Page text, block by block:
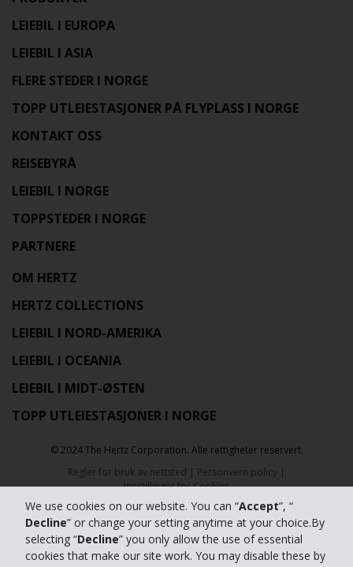
We use cookies on our website. You can “Accept”, “
Decline” or change your setting anytime at your choice.By
selecting “Decline” you only allow the use of essential
cookies that make our site work. You may disable these by
LEIEBIL I EUROPA
LEIEBIL I ASIA
FLERE STEDER I NORGE
TOPP UTLEIESTASJONER PÅ FLYPLASS I NORGE
KONTAKT OSS
REISEBYRÅ
LEIEBIL I NORGE
TOPPSTEDER I NORGE
PARTNERE
OM HERTZ
HERTZ COLLECTIONS
LEIEBIL I NORD-AMERIKA
LEIEBIL I OCEANIA
LEIEBIL I MIDT-ØSTEN
TOPP UTLEIESTASJONER I NORGE
© 2024 The Hertz Corporation. Alle rettigheter reservert.
Regler for bruk av nettsted | Personvern policy |
Innstillinger for Cookies